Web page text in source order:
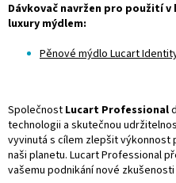
Dávkovač navržen pro použití
luxury mýdlem:
Pěnové mýdlo Lucart
Společnost Lucart Professional
technologii a skutečnou
vyvinutá s cílem zlepšit výkonnost
naši planetu. Lucart Professional
vašemu podnikání nové